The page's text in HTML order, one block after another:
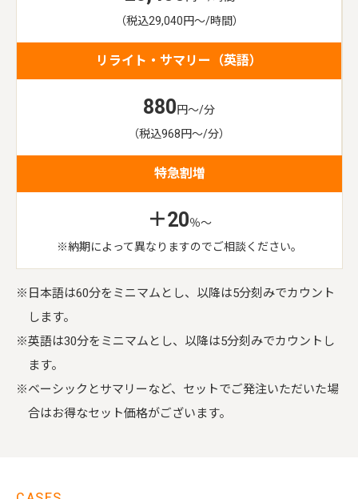
（税込29,040円～/時間）
880円～/分
（税込968円～/分）
＋20％～
※納期によって異なりますのでご相談ください。
※日本語は60分をミニマムとし、以降は5分刻みでカウント
します。
※英語は30分をミニマムとし、以降は5分刻みでカウントし
ます。
※ベーシックとサマリーなど、セットでご発注いただいた場
合はお得なセット価格がございます。